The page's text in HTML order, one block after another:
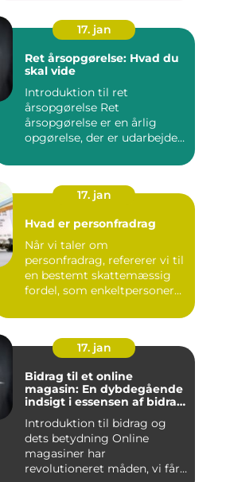
17. jan
Ret årsopgørelse: Hvad du
skal vide
Introduktion til ret
årsopgørelse Ret
årsopgørelse er en årlig
opgørelse, der er udarbejdet
17. jan
Hvad er personfradrag
Når vi taler om
personfradrag, refererer vi til
en bestemt skattemæssig
fordel, som enkeltpersoner
17. jan
Bidrag til et online
magasin: En dybdegående
indsigt i essensen af bidrag
tiden
Introduktion til bidrag og
dets betydning Online
magasiner har
revolutioneret måden, vi får